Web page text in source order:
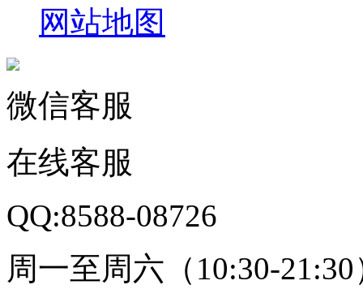
网站地图
微信客服
在线客服
QQ:8588-08726
周一至周六（10:30-21:30